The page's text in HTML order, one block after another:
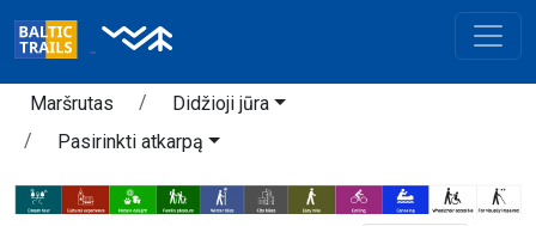
Maršrutas
Didžioji jūra
Pasirinkti atkarpą